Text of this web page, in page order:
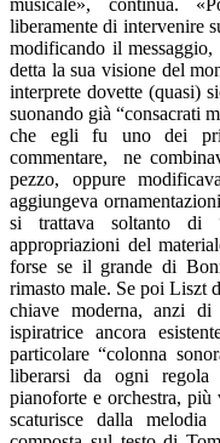
liberamente di intervenire
modificando il
detta la sua visione del
interprete dovette (quasi)
suonando già “consacrati
che egli fu uno dei
commentare, ne
pezzo, oppure
aggiungeva
si trattava soltanto di
appropriazioni del
forse se il grande di
rimasto male. Se poi Liszt
chiave moderna, anzi
ispiratrice ancora
particolare “colonna
liberarsi da ogni
pianoforte e orchestra,
scaturisce dalla